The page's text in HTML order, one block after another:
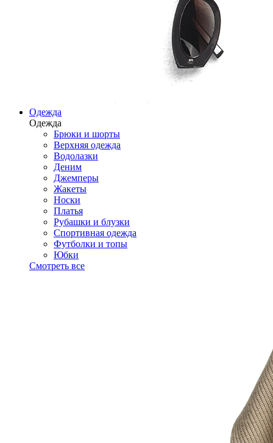
Одежда
Одежда
Брюки и шорты
Верхняя одежда
Водолазки
Деним
Джемперы
Жакеты
Носки
Платья
Рубашки и блузки
Спортивная одежда
Футболки и топы
Юбки
Смотреть все